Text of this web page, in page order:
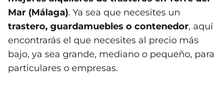
Mar (Málaga). Ya sea que necesites un
trastero, guardamuebles o contenedor, aquí
encontrarás el que necesites al precio más
bajo, ya sea grande, mediano o pequeño, para
particulares o empresas.